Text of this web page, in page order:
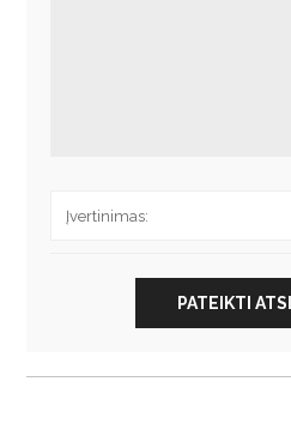
Įvertinimas:
PATEIKTI